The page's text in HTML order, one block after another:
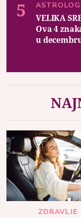
VELIKA
Ova 4
u
ZDRAVLJE